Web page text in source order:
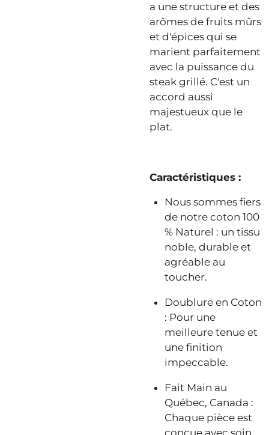
a une structure et des
arômes de fruits mûrs
et d'épices qui se
marient parfaitement
avec la puissance du
steak grillé. C'est un
accord aussi
majestueux que le
plat.
Caractéristiques :
Nous sommes fiers
de notre coton 100
% Naturel : un tissu
noble, durable et
agréable au
toucher.
Doublure en Coton
: Pour une
meilleure tenue et
une finition
impeccable.
Fait Main au
Québec, Canada :
Chaque pièce est
conçue avec soin